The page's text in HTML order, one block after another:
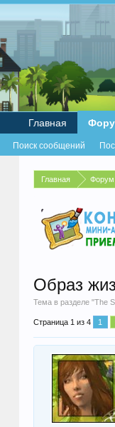
Главная Форум
Образ
Тема в разделе "The
Страница 1 из 4 1
Главная
Поиск сообщений